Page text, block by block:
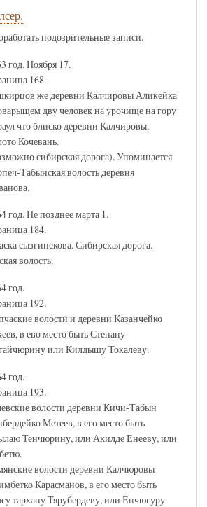
подозрительные записи.
год. Ноября 17.
168.
же деревни Калчировы Аликейка
дву человек на урочище на гору
что блиско деревни Калчировы.
Кочевань.
сибирская дорога). Упоминается
Табынская волость деревня
год. Не позднее марта 1.
184.
сызгинскова. Сибирская дорога.
волость.
год.
192.
волости и деревни Казанчейко
в ево место быть Степану
или Килдышу Токалеву.
год.
193.
волости деревни Кичи-Табын
Метеев, в его место быть
Тенчюрину, или Акилде Енееву, или
волости деревни Калчюровы
Карасманов, в его место быть
тархану Тярубердеву, или Енчюгуру